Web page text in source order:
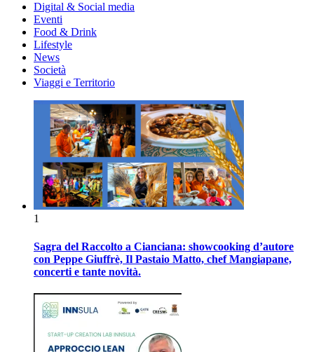
Digital & Social media
Eventi
Food & Drink
Lifestyle
News
Società
Viaggi e Territorio
1
Sagra del Raccolto a Cianciana: showcooking d’autore
con Peppe Giuffrè, Il Pastaio Matto, chef Mangiapane,
concerti e tante novità.